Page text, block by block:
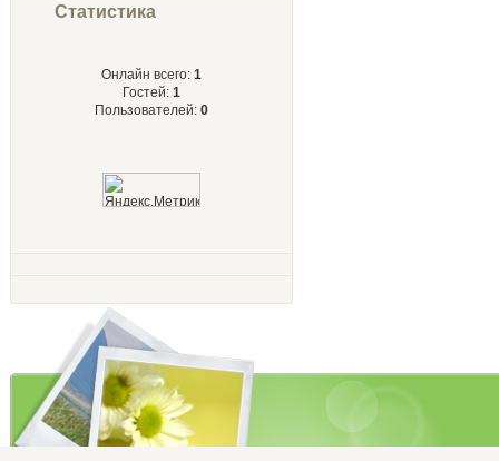
Статистика
Онлайн всего: 1
Гостей: 1
Пользователей: 0